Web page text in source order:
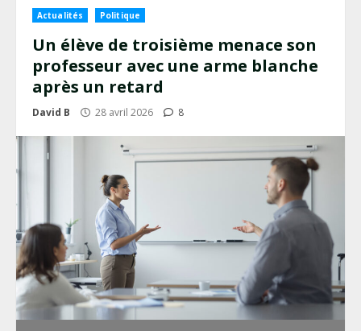
Actualités Politique
Un élève de troisième menace son
professeur avec une arme blanche
après un retard
David B 28 avril 2026 8